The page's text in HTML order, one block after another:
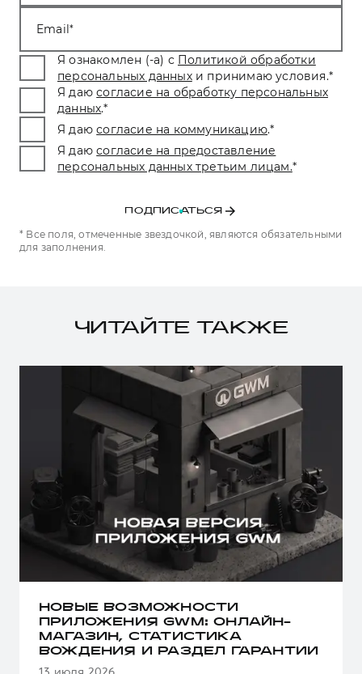
Email
Я ознакомлен (-а) с Политикой обработки
персональных данных и принимаю условия.*
Я даю согласие на обработку персональных
данных.*
Я даю согласие на коммуникацию.*
Я даю согласие на предоставление
персональных данных третьим лицам.*
ПОДПИСАТЬСЯ
* Все поля, отмеченные звездочкой, являются обязательными
для заполнения.
ЧИТАЙТЕ ТАКЖЕ
НОВЫЕ ВОЗМОЖНОСТИ
ПРИЛОЖЕНИЯ GWM: ОНЛАЙН-
МАГАЗИН, СТАТИСТИКА
ВОЖДЕНИЯ И РАЗДЕЛ ГАРАНТИИ